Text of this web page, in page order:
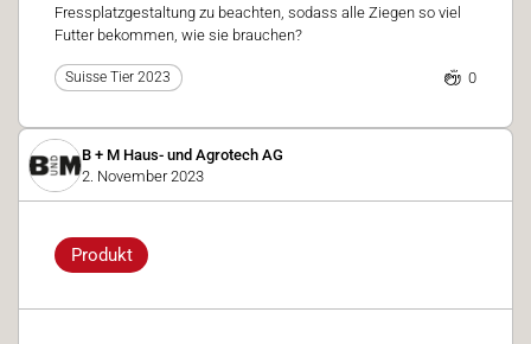
Fressplatzgestaltung zu beachten, sodass alle Ziegen so viel
Futter bekommen, wie sie brauchen?
Suisse Tier 2023 0
B + M Haus- und Agrotech AG
2. November 2023
Produkt